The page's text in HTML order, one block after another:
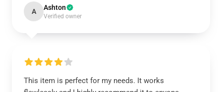
A Ashton
Verified owner
This item is perfect for my needs. It works